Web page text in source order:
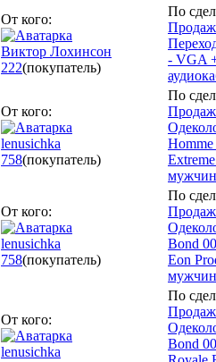
От кого:
Виктор Лохинсон
222(покупатель)
По
- VGA
От кого:
lenusichka
758(покупатель)
По
Homme
мужчин
От кого:
lenusichka
758(покупатель)
По
Bond
Eon
мужчин
От кого:
lenusichka
По
Bond